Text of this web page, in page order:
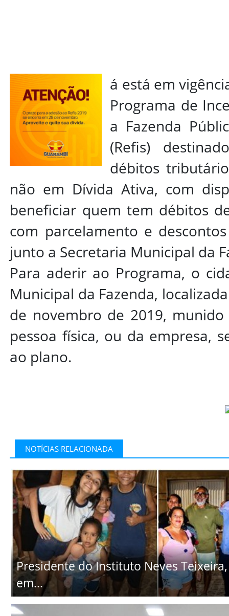
á está em
Programa de
a Fazenda
(Refis)
débitos
não em Dívida Ativa, com
beneficiar quem tem débitos
com parcelamento e
junto a Secretaria Municipal da
Para aderir ao Programa, o
Municipal da Fazenda,
de novembro de 2019,
pessoa física, ou da empresa,
ao plano.
NOTÍCIAS RELACIONADA
Presidente do Instituto Neves
em...